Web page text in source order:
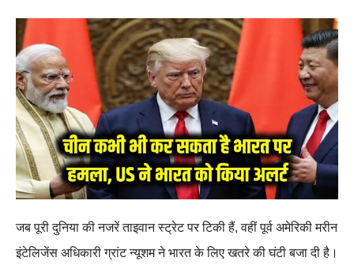
जब पूरी दुनिया की नजरें ताइवान स्ट्रेट पर टिकी हैं, वहीं पूर्व अमेरिकी मरीन
इंटेलिजेंस अधिकारी ग्रांट न्यूशम ने भारत के लिए खतरे की घंटी बजा दी है।